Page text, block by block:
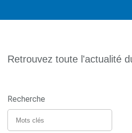
Retrouvez toute l'actualité
Recherche